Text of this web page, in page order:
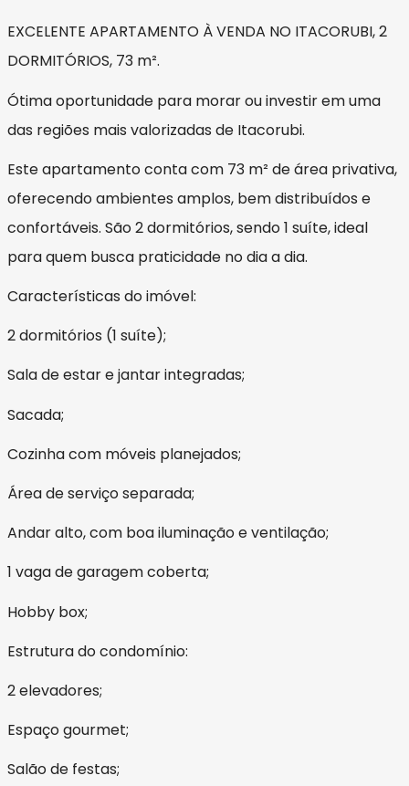
EXCELENTE APARTAMENTO À VENDA NO ITACORUBI, 2
DORMITÓRIOS, 73 m².
Ótima oportunidade para morar ou investir em uma
das regiões mais valorizadas de Itacorubi.
Este apartamento conta com 73 m² de área privativa,
oferecendo ambientes amplos, bem distribuídos e
confortáveis. São 2 dormitórios, sendo 1 suíte, ideal
para quem busca praticidade no dia a dia.
Características do imóvel:
2 dormitórios (1 suíte);
Sala de estar e jantar integradas;
Sacada;
Cozinha com móveis planejados;
Área de serviço separada;
Andar alto, com boa iluminação e ventilação;
1 vaga de garagem coberta;
Hobby box;
Estrutura do condomínio:
2 elevadores;
Espaço gourmet;
Salão de festas;